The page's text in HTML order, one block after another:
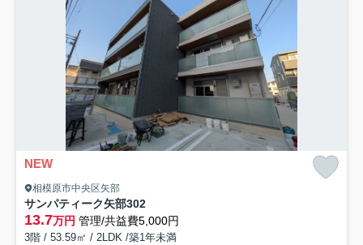
NEW
相模原市中央区矢部
サンパティーク矢部302
13.7万円 管理/共益費5,000円
3階 / 53.59㎡ / 2LDK /築1年未満